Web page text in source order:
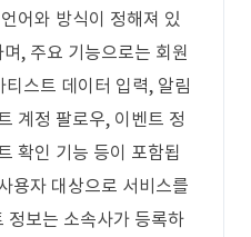
어와 방식이 정해져 있
, 주요 기능으로는 회원
스트 데이터 입력, 알림
계정 팔로우, 이벤트 정
확인 기능 등이 포함됩
용자 대상으로 서비스를
정보는 소속사가 등록하